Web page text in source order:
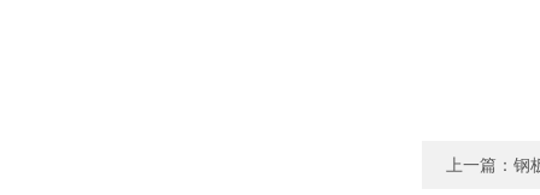
上一篇： 钢